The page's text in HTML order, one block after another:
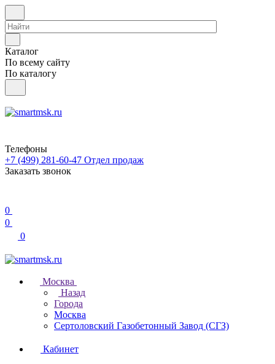
Каталог
По всему сайту
По каталогу
Телефоны
+7 (499) 281-60-47 Отдел продаж
Заказать звонок
0
0
0
Москва
Назад
Города
Москва
Сертоловский Газобетонный Завод (СГЗ)
Кабинет